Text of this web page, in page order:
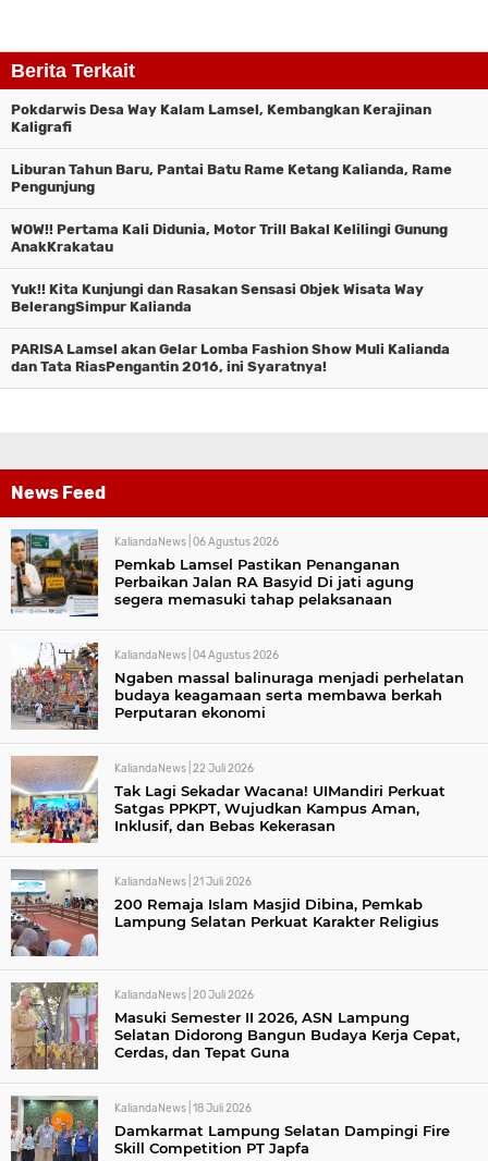
Berita Terkait
Pokdarwis Desa Way Kalam Lamsel, Kembangkan Kerajinan
Kaligrafi
Liburan Tahun Baru, Pantai Batu Rame Ketang Kalianda, Rame
Pengunjung
WOW!! Pertama Kali Didunia, Motor Trill Bakal Kelilingi Gunung
AnakKrakatau
Yuk!! Kita Kunjungi dan Rasakan Sensasi Objek Wisata Way
BelerangSimpur Kalianda
PARISA Lamsel akan Gelar Lomba Fashion Show Muli Kalianda
dan Tata RiasPengantin 2016, ini Syaratnya!
News Feed
KaliandaNews | 06 Agustus 2026
Pemkab Lamsel Pastikan Penanganan
Perbaikan Jalan RA Basyid Di jati agung
segera memasuki tahap pelaksanaan
KaliandaNews | 04 Agustus 2026
Ngaben massal balinuraga menjadi perhelatan
budaya keagamaan serta membawa berkah
Perputaran ekonomi
KaliandaNews | 22 Juli 2026
Tak Lagi Sekadar Wacana! UIMandiri Perkuat
Satgas PPKPT, Wujudkan Kampus Aman,
Inklusif, dan Bebas Kekerasan
KaliandaNews | 21 Juli 2026
200 Remaja Islam Masjid Dibina, Pemkab
Lampung Selatan Perkuat Karakter Religius
KaliandaNews | 20 Juli 2026
Masuki Semester II 2026, ASN Lampung
Selatan Didorong Bangun Budaya Kerja Cepat,
Cerdas, dan Tepat Guna
KaliandaNews | 18 Juli 2026
Damkarmat Lampung Selatan Dampingi Fire
Skill Competition PT Japfa